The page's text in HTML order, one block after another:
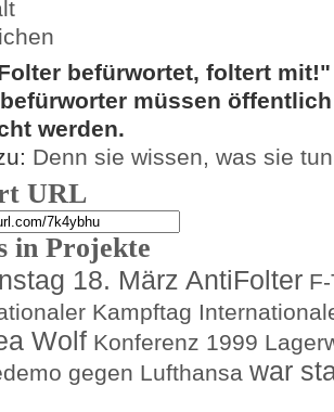
befürwortet, foltert
müssen
werden.
Denn sie wissen, was sie tun
URL
in Projekte
18. März AntiFolter
Kampftag
Wolf Konferenz 1999
gegen Lufthansa war